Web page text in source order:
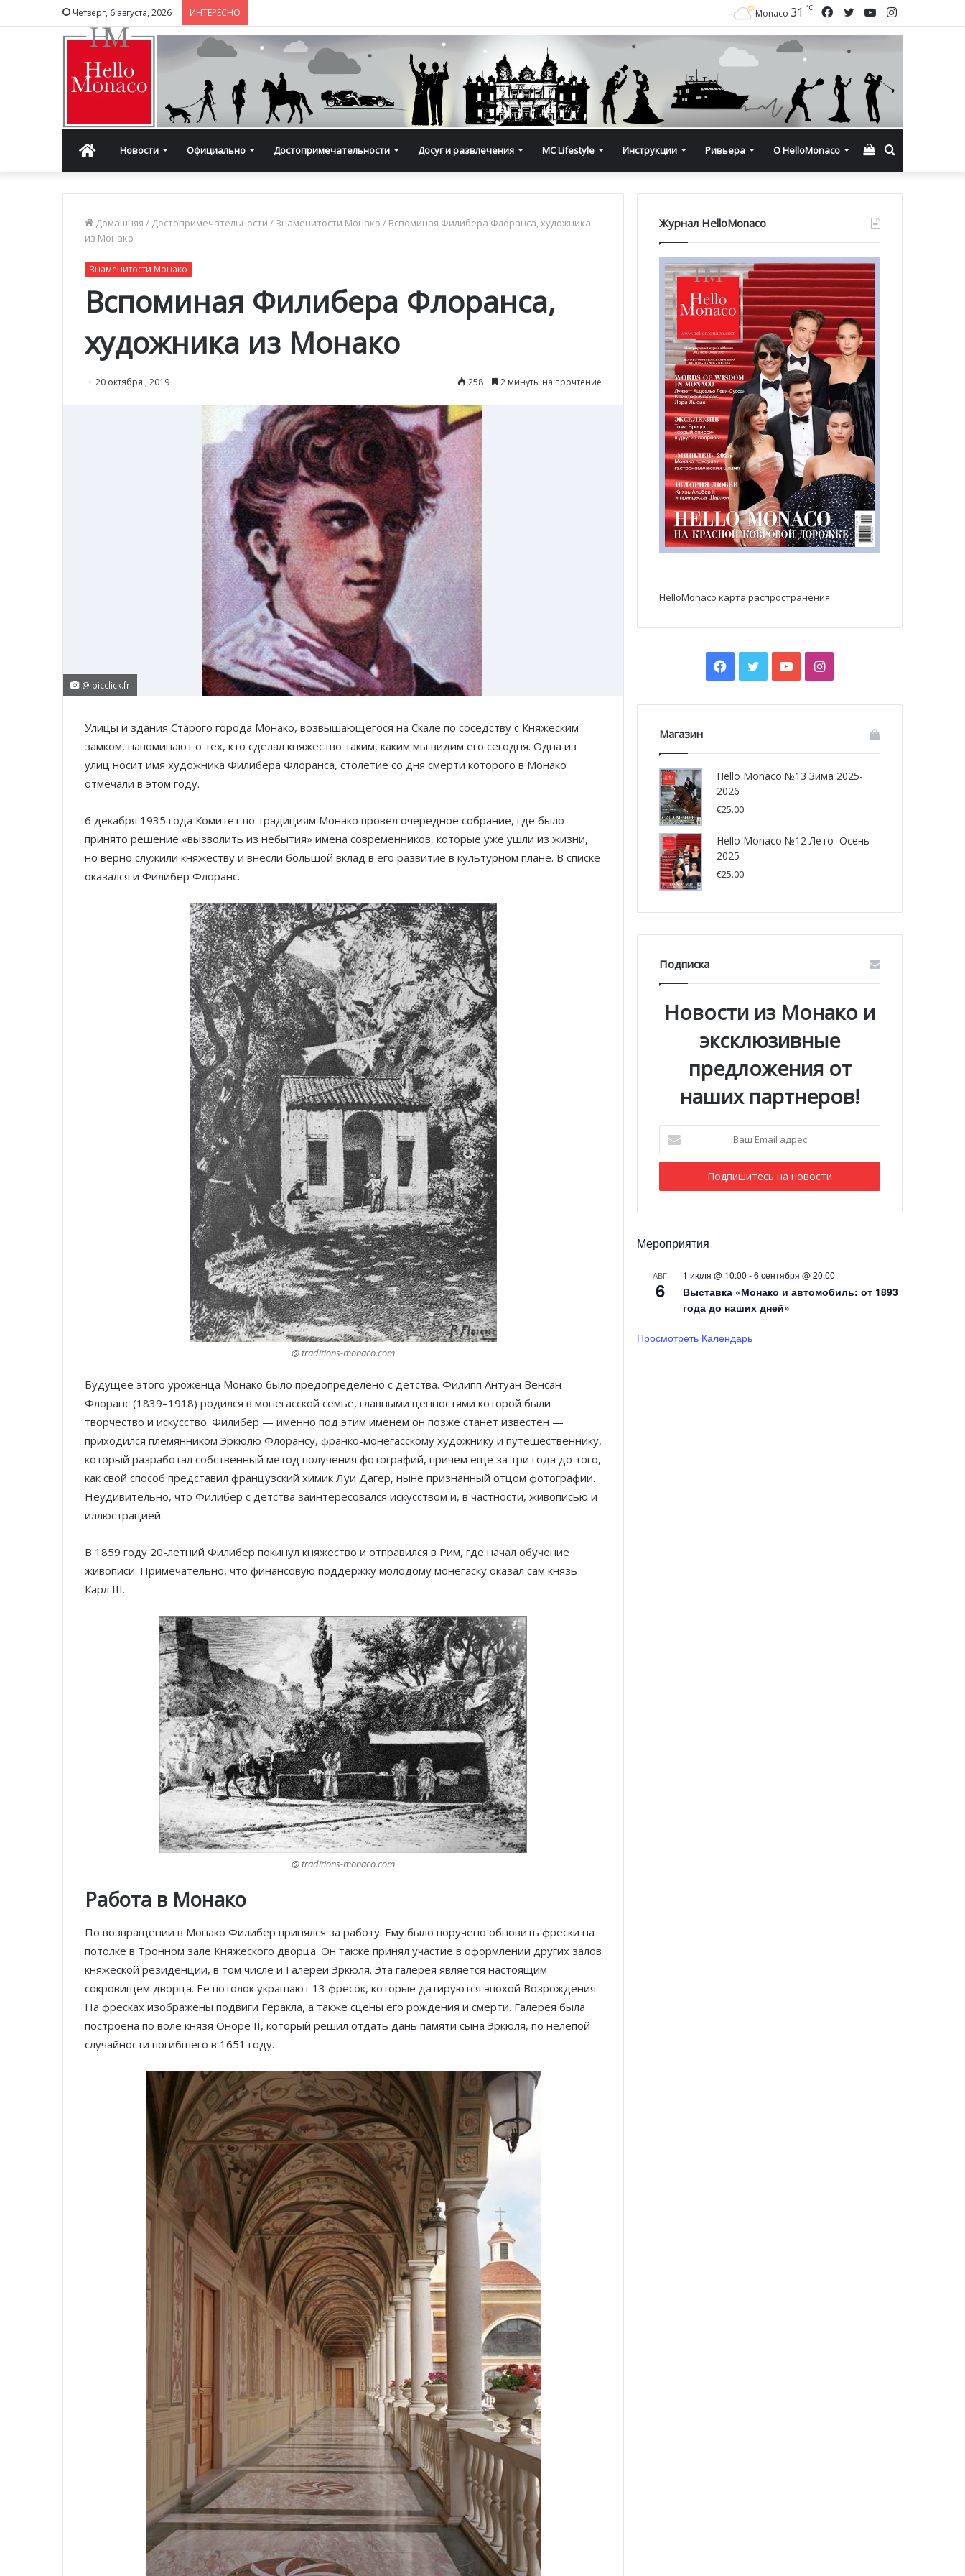
Четверг, 6 августа, 2026 ИНТЕРЕСНО Instagram
YouTube
Twitter
Facebook
Monaco 31 ℃
ГлавнаяНовости Официально Достопримечательности Досуг и развлечения MC Lifestyle Инструкции Ривьера О HelloMonaco Смотреть
корзину
Домашняя / Достопримечательности / Знаменитости Монако / Вспоминая Филибера Флоранса, художника
из Монако
Знаменитости Монако
Вспоминая Филибера Флоранса,
художника из Монако
20 октября , 2019 258 2 минуты на прочтение
@ picclick.fr
Улицы и здания Старого города Монако, возвышающегося на Скале по соседству с Княжеским
замком, напоминают о тех, кто сделал княжество таким, каким мы видим его сегодня. Одна из
улиц носит имя художника Филибера Флоранса, столетие со дня смерти которого в Монако
отмечали в этом году.
6 декабря 1935 года Комитет по традициям Монако провел очередное собрание, где было
принято решение «вызволить из небытия» имена современников, которые уже ушли из жизни,
но верно служили княжеству и внесли большой вклад в его развитие в культурном плане. В списке
оказался и Филибер Флоранс.
@ traditions-monaco.com
Будущее этого уроженца Монако было предопределено с детства. Филипп Антуан Венсан
Флоранс (1839–1918) родился в монегасской семье, главными ценностями которой были
творчество и искусство. Филибер — именно под этим именем он позже станет известен —
приходился племянником Эркюлю Флорансу, франко-монегасскому художнику и путешественнику,
который разработал собственный метод получения фотографий, причем еще за три года до того,
как свой способ представил французский химик Луи Дагер, ныне признанный отцом фотографии.
Неудивительно, что Филибер с детства заинтересовался искусством и, в частности, живописью и
иллюстрацией.
В 1859 году 20-летний Филибер покинул княжество и отправился в Рим, где начал обучение
живописи. Примечательно, что финансовую поддержку молодому монегаску оказал сам князь
Карл III.
@ traditions-monaco.com
Работа в Монако
По возвращении в Монако Филибер принялся за работу. Ему было поручено обновить фрески на
потолке в Тронном зале Княжеского дворца. Он также принял участие в оформлении других залов
княжеской резиденции, в том числе и Галереи Эркюля. Эта галерея является настоящим
сокровищем дворца. Ее потолок украшают 13 фресок, которые датируются эпохой Возрождения.
На фресках изображены подвиги Геракла, а также сцены его рождения и смерти. Галерея была
построена по воле князя Оноре II, который решил отдать дань памяти сына Эркюля, по нелепой
случайности погибшего в 1651 году.
Журнал HelloMonaco
HelloMonaco карта распространения
Facebook
TwitterYouTubeInstagram
Магазин
Hello Monaco №13 Зима 2025-
2026
€25.00
Hello Monaco №12 Лето–Осень
2025
€25.00
Подписка
Новости из Монако и
эксклюзивные
предложения от
наших партнеров!
Email
адрес
Мероприятия
АВГ
6
1 июля @ 10:00 -6 сентября @ 20:00
Выставка «Монако и автомобиль: от 1893
года до наших дней»
Просмотреть Календарь